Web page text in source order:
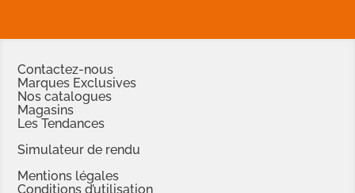
Contactez-nous
Marques Exclusives
Nos catalogues
Magasins
Les Tendances
Simulateur de rendu
Mentions légales
Conditions d’utilisation